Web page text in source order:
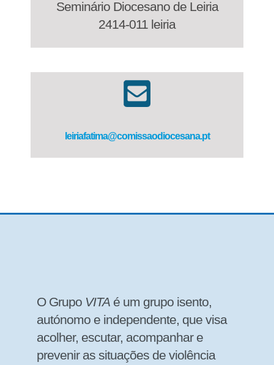
Seminário Diocesano de Leiria
2414-011 leiria
leiriafatima@comissaodiocesana.pt
O Grupo VITA é um grupo isento,
autónomo e independente, que visa
acolher, escutar, acompanhar e
prevenir as situações de violência